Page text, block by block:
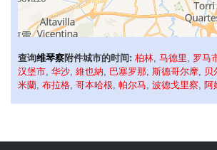
查询维琴察附件城市的时间: 柏林 马德里 罗马
汉堡市 华沙 維也納 巴塞罗那 斯德哥尔摩 贝
米蘭 布拉格 哥本哈根 帕尔马 波德戈里察 阿